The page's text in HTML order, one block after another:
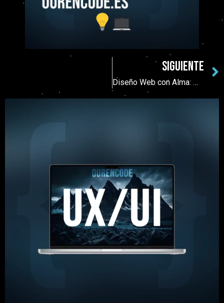
SIGUIENTE
Diseño Web con Alma: Más Allá de lo Estético